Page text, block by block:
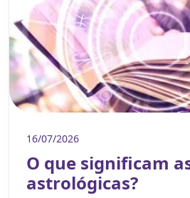
16/07/2026
O que significam
astrológicas?